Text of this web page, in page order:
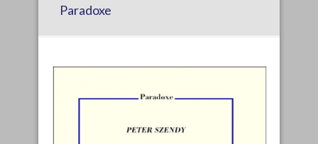
Paradoxe